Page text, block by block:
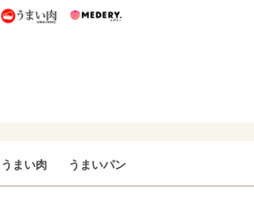
うまいパン うまい肉
うまい肉 うまいパン